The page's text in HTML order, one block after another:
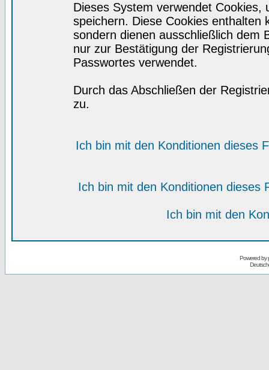
Dieses System verwendet
speichern. Diese Cookies enthalten
sondern dienen ausschließlich dem
nur zur Bestätigung der
Passwortes verwendet.
Durch das Abschließen der
zu.
Ich bin mit den Konditionen dieses
Ich bin mit den Konditionen dieses
Ich bin mit den
Powered by